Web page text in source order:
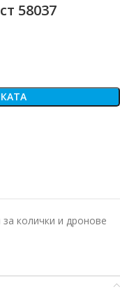
58037
колички и дронове